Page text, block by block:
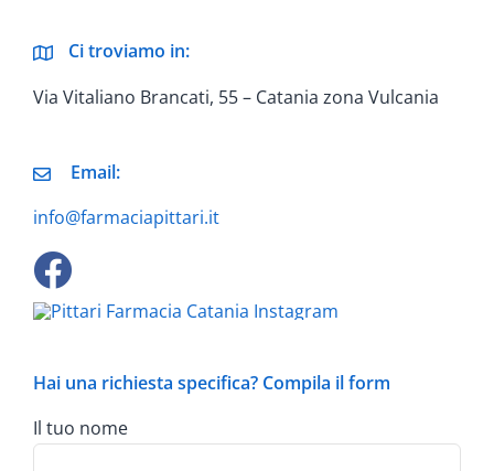
Ci troviamo in:
Via Vitaliano Brancati, 55 – Catania zona Vulcania
Email:
info@farmaciapittari.it
Hai una richiesta specifica? Compila il form
Il tuo nome